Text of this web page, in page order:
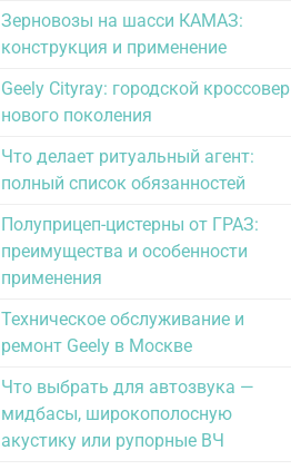
Зерновозы на шасси КАМАЗ:
конструкция и применение
Geely Cityray: городской кроссовер
нового поколения
Что делает ритуальный агент:
полный список обязанностей
Полуприцеп-цистерны от ГРАЗ:
преимущества и особенности
применения
Техническое обслуживание и
ремонт Geely в Москве
Что выбрать для автозвука —
мидбасы, широкополосную
акустику или рупорные ВЧ